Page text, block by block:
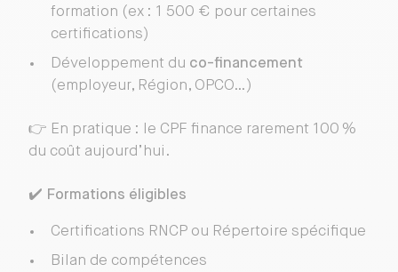
formation (ex : 1 500 € pour certaines
certifications)
Développement du co-financement
(employeur, Région, OPCO…)
👉 En pratique : le CPF finance rarement 100 %
du coût aujourd’hui.
✔️ Formations éligibles
Certifications RNCP ou Répertoire spécifique
Bilan de compétences